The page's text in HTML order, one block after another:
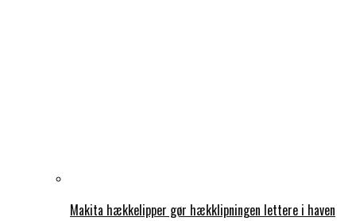
Makita hækkelipper gør hækklipningen lettere i haven